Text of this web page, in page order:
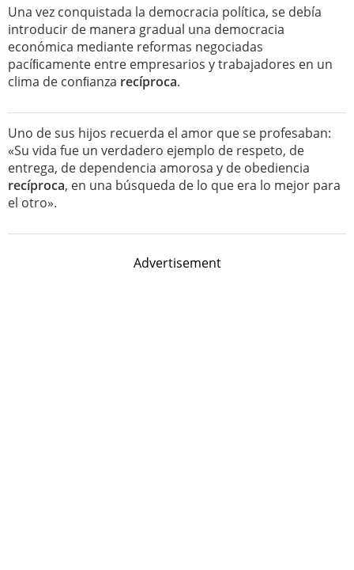
Una vez conquistada la democracia política, se debía
introducir de manera gradual una democracia
económica mediante reformas negociadas
pacíﬁcamente entre empresarios y trabajadores en un
clima de conﬁanza recíproca.
Uno de sus hijos recuerda el amor que se profesaban:
«Su vida fue un verdadero ejemplo de respeto, de
entrega, de dependencia amorosa y de obediencia
recíproca, en una búsqueda de lo que era lo mejor para
el otro».
Advertisement